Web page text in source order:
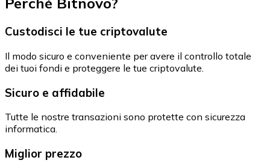
Custodisci le tue criptovalute
Il modo sicuro e conveniente per avere il controllo totale
dei tuoi fondi e proteggere le tue criptovalute.
Sicuro e affidabile
Tutte le nostre transazioni sono protette con sicurezza
informatica.
Miglior prezzo